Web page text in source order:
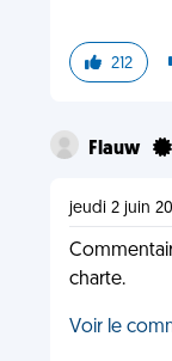
212
Flauw
jeudi 2 juin
charte.
Voir le